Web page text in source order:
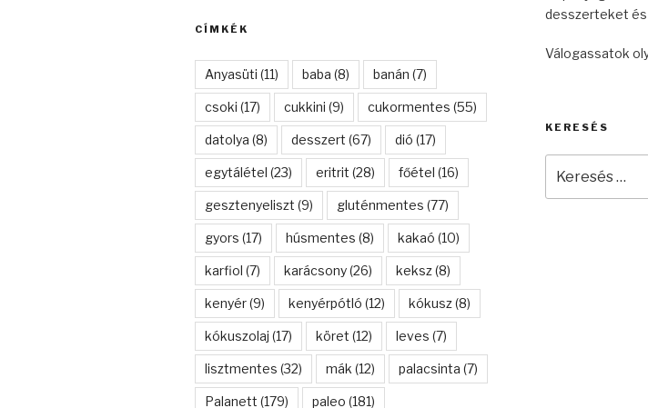
CÍMKÉK
Anyasüti (11) baba (8) banán (7)
csoki (17) cukkini (9) cukormentes (55)
datolya (8) desszert (67) dió (17)
egytálétel (23) eritrit (28) főétel (16)
gesztenyeliszt (9) gluténmentes (77)
gyors (17) húsmentes (8) kakaó (10)
karfiol (7) karácsony(26) keksz(8)
kenyér(9) kenyérpótló (12) kókusz(8)
kókuszolaj (17) köret (12) leves (7)
lisztmentes (32) mák (12) palacsinta (7)
Palanett (179) paleo (181)
desszerteket
Válogassatok
KERESÉS
következő